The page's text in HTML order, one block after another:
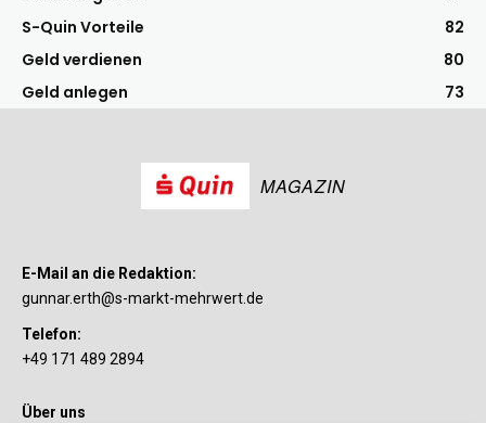
S-Quin Vorteile
82
Geld verdienen
80
Geld anlegen
73
MAGAZIN
E-Mail an die Redaktion:
gunnar.erth@s-markt-mehrwert.de
Telefon:
+49 171 489 2894
Über uns